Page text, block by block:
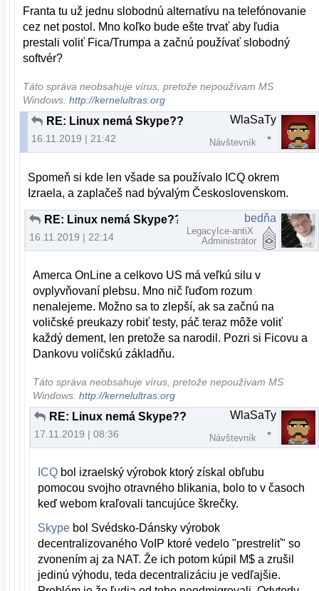
Franta tu už jednu slobodnú alternatívu na telefónovanie
cez net postol. Mno koľko bude ešte trvať aby ľudia
prestali voliť Fica/Trumpa a začnú používať slobodný
softvér?
Táto správa neobsahuje vírus, pretože nepoužívam MS
Windows.http://kernelultras.org
RE: Linux nemá Skype??
16.11.2019 | 21:42
WlaSaTy
Návštevník
Spomeň si kde len všade sa používalo ICQ okrem
Izraela, a zaplačeš nad bývalým Československom.
RE: Linux nemá Skype??
16.11.2019 | 22:14
bedňa
LegacyIce-antiX
Administrátor
Amerca OnLine a celkovo US má veľkú silu v
ovplyvňovaní plebsu. Mno nič ľuďom rozum
nenalejeme. Možno sa to zlepší, ak sa začnú na
voličské preukazy robiť testy, páč teraz môže voliť
každý dement, len pretože sa narodil. Pozri si Ficovu a
Dankovu voličskú základňu.
Táto správa neobsahuje vírus, pretože nepoužívam MS
Windows.http://kernelultras.org
RE: Linux nemá Skype??
17.11.2019 | 08:36
WlaSaTy
Návštevník
ICQ bol izraelský výrobok ktorý získal obľubu
pomocou svojho otravného blikania, bolo to v časoch
keď webom kraľovali tancujúce škrečky.
Skype bol Svédsko-Dánsky výrobok
decentralizovaného VoIP ktoré vedelo "prestreliť" so
zvonením aj za NAT. Že ich potom kúpil M$ a zrušil
jedinú výhodu, teda decentralizáciu je vedľajšie.